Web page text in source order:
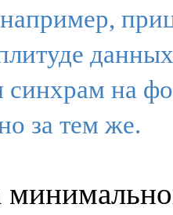
данных
на
за тем же.